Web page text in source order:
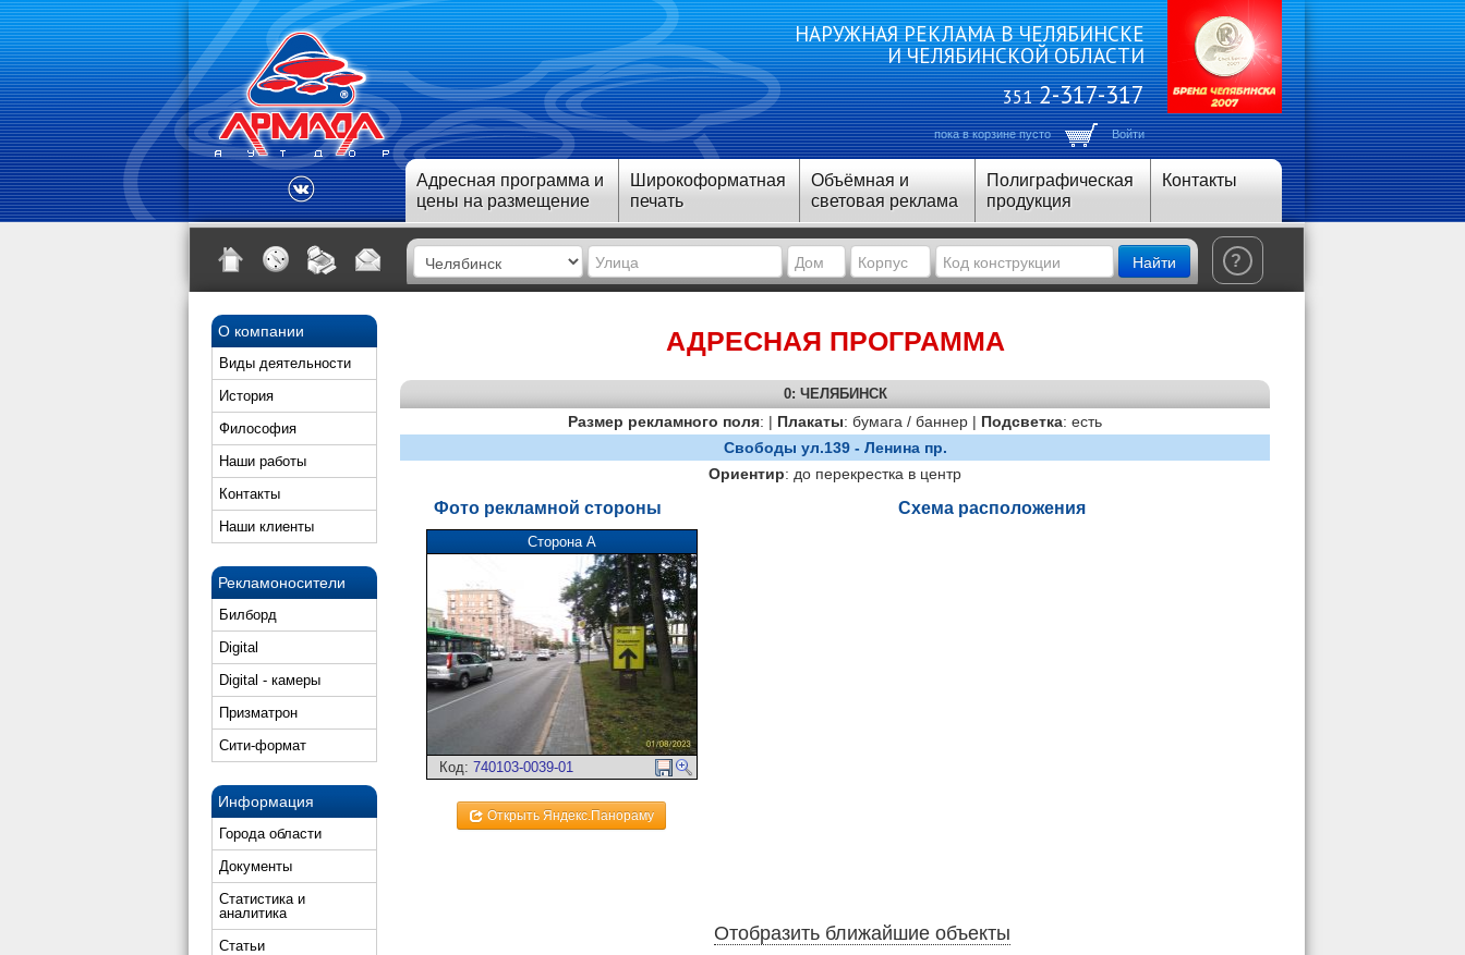
НАРУЖНАЯ РЕКЛАМА В ЧЕЛЯБИНСКЕ
И ЧЕЛЯБИНСКОЙ ОБЛАСТИ
3512-317-317
пока в корзине пусто Войти
Адресная программа и
цены на размещение
Широкоформатная
печать
Объёмная и
световая реклама
Полиграфическая
продукция
Контакты
Найти ?
О компании
Виды деятельности
История
Философия
Наши работы
Контакты
Наши клиенты
Рекламоносители
Билборд
Digital
Digital - камеры
Призматрон
Сити-формат
Информация
Города области
Документы
Статистика и
аналитика
Статьи
АДРЕСНАЯ ПРОГРАММА
0: ЧЕЛЯБИНСК
Размер рекламного поля: | Плакаты: бумага / баннер | Подсветка: есть
Свободы ул.139 - Ленина пр.
Ориентир: до перекрестка в центр
Фото рекламной стороны
Сторона А
Код:740103-0039-01
Открыть Яндекс.Панораму
Схема расположения
Отобразить ближайшие объекты